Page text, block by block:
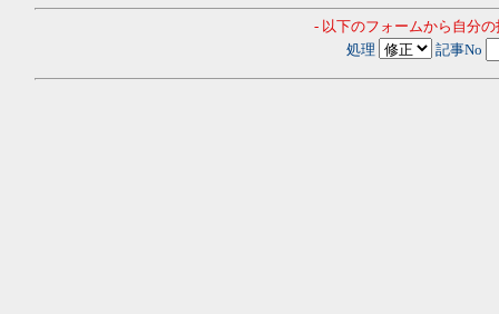
- 以下のフォームから自分
処理
記事No